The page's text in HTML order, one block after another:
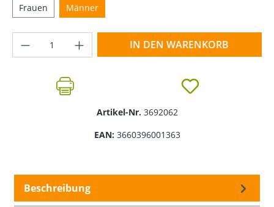
Frauen
Männer
Produkt Anzahl: Gib den gewünschten
IN DEN WARENKORB
Artikel-Nr. 3692062
EAN: 3660396001363
Beschreibung